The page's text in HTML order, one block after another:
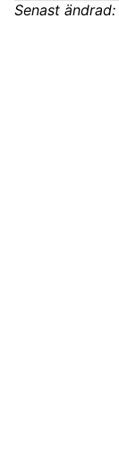
Senast ändrad: